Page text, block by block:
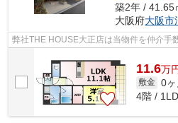
築2年 / 41.65
大阪府大阪市
弊社THE HOUSE大正店は当物件を仲介手
11.6万
敷金 0ヶ
4階 /